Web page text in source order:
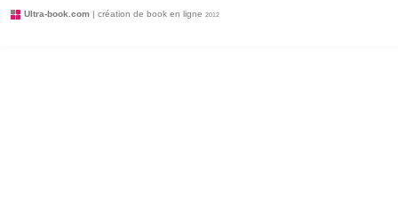
Ultra-book.com | création de book en ligne 2012